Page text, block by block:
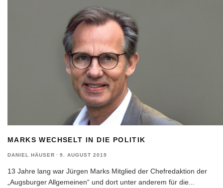
MARKS WECHSELT IN DIE POLITIK
DANIEL HÄUSER · 9. AUGUST 2019
13 Jahre lang war Jürgen Marks Mitglied der Chefredaktion der
„Augsburger Allgemeinen“ und dort unter anderem für die